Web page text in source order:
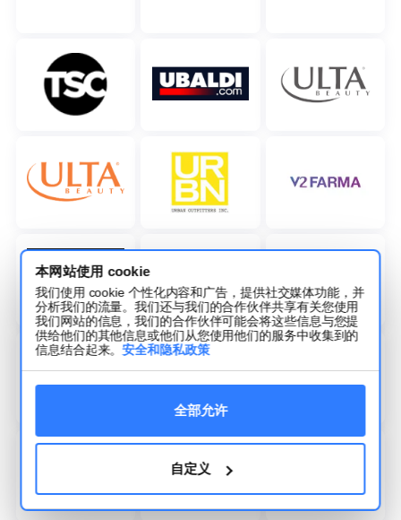
本网站使用 cookie
我们使用 cookie 个性化内容和广告，提供社交媒体功能，并
分析我们的流量。我们还与我们的合作伙伴共享有关您使用
我们网站的信息，我们的合作伙伴可能会将这些信息与您提
供给他们的其他信息或他们从您使用他们的服务中收集到的
信息结合起来。安全和隐私政策
全部允许
自定义